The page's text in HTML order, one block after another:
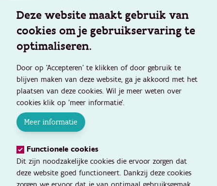
Deze website maakt gebruik van
cookies om je gebruikservaring te
optimaliseren.
Door op 'Accepteren' te klikken of door gebruik te
blijven maken van deze website, ga je akkoord met het
plaatsen van deze cookies. Wil je meer weten over
cookies klik op 'meer informatie'.
Meer informatie
Functionele cookies
Dit zijn noodzakelijke cookies die ervoor zorgen dat
deze website goed functioneert. Dankzij deze cookies
Mijn Opgroeien
Beveiligd platform voor ouders om consultaties te
beheren, een zorgnood te laten evalueren en gegevens
van je kind(eren) te raadplegen.
Ga naar mijn.opgroeien.be